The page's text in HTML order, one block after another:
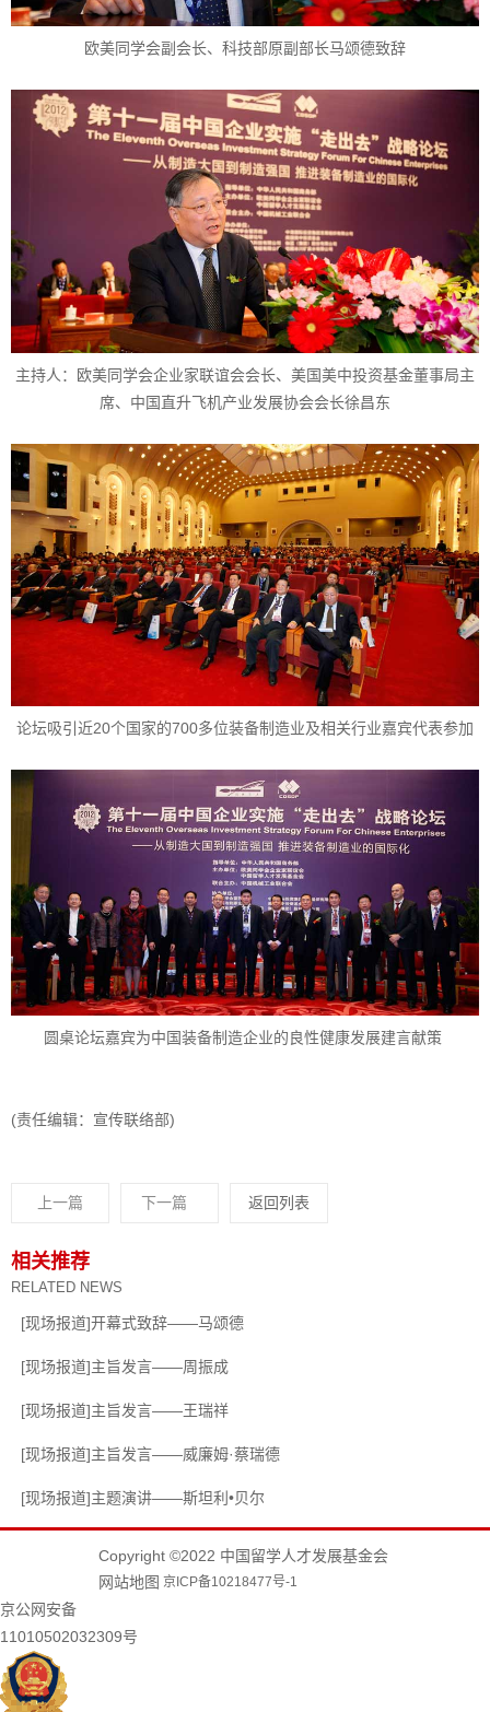
欧美同学会副会长、科技部原副部长马颂德致辞
主持人：欧美同学会企业家联谊会会长、美国美中投资基金董事局主
席、中国直升飞机产业发展协会会长徐昌东
论坛吸引近20个国家的700多位装备制造业及相关行业嘉宾代表参加
圆桌论坛嘉宾为中国装备制造企业的良性健康发展建言献策
(责任编辑：宣传联络部)
上一篇 下一篇 返回列表
相关推荐
RELATED NEWS
[现场报道]开幕式致辞——马颂德
[现场报道]主旨发言——周振成
[现场报道]主旨发言——王瑞祥
[现场报道]主旨发言——威廉姆·蔡瑞德
[现场报道]主题演讲——斯坦利•贝尔
Copyright ©2022 中国留学人才发展基金会
网站地图 京ICP备10218477号-1
京公网安备
11010502032309号